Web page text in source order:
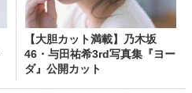
【大胆カット満載】乃木坂
46・与田祐希3rd写真集『ヨー
ダ』公開カット